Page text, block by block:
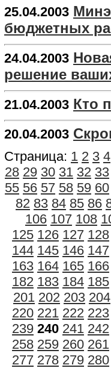
25.04.2003
бюджетных
24.04.2003
решение
21.04.2003 Кто
20.04.2003
Страница: 1 2 3 4
28 29 30 31 32 33
55 56 57 58 59 60
82 83 84 85 86
106 107 108
125 126 127 128
144 145 146 147
163 164 165 166
182 183 184 185
201 202 203 204
220 221 222 223
239 240 241 242
258 259 260 261
277 278 279 280